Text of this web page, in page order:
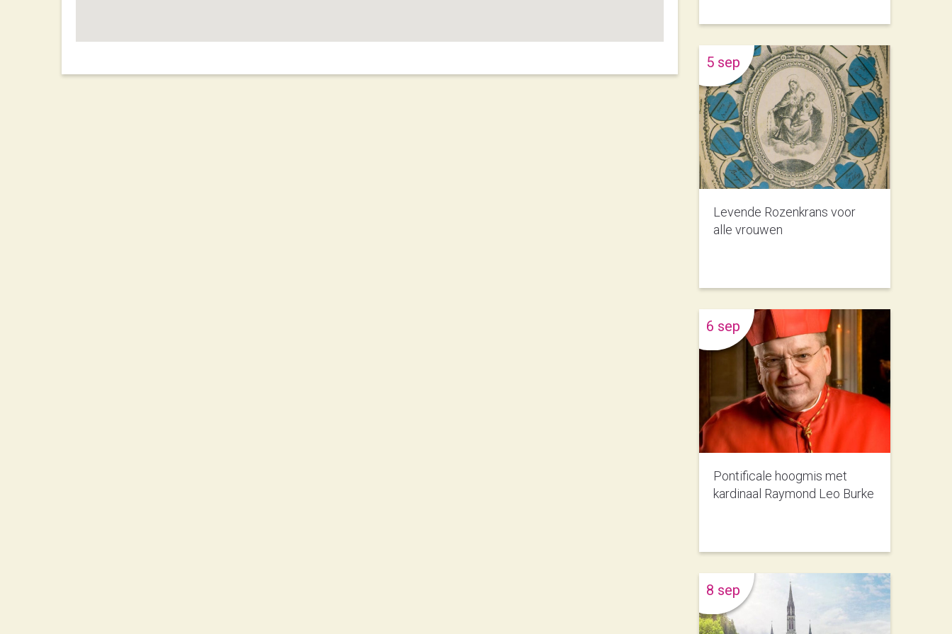
Levende Rozenkrans voor
alle vrouwen
5 sep
Pontificale hoogmis met
kardinaal Raymond Leo Burke
6 sep
8 sep